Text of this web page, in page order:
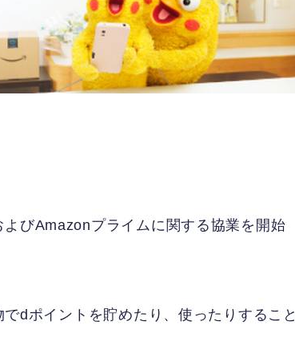
びAmazonプライムに関する協業を開始
dポイントを貯めたり、使ったりすること